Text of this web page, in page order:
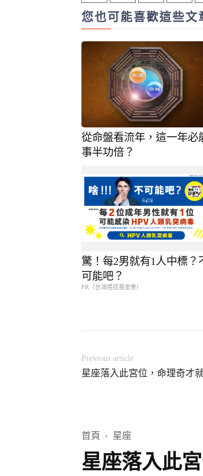
您也可能喜歡這些文
從命盤看流年，這一年必
事半功倍？
驚！每2男就有1人中標？
可能吧？
PR（台灣癌症基金會）
Previous article
星座落入此宮位，命理奇才